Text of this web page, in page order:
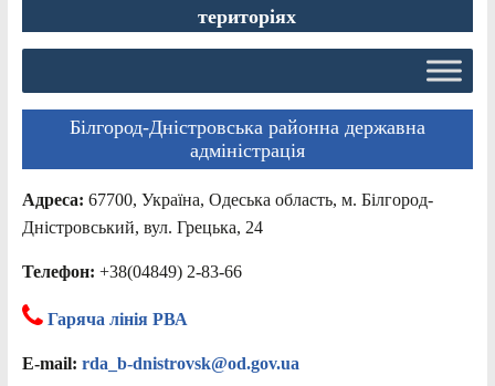
територіях
Білгород-Дністровська районна державна
адміністрація
Адреса: 67700, Україна, Одеська область, м. Білгород-
Дністровський, вул. Грецька, 24
Телефон: +38(04849) 2-83-66
Гаряча лінія РВА
E-mail: rda_b-dnistrovsk@od.gov.ua